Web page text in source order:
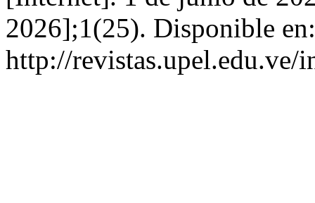
2026];1(25). Disponible en:
http://